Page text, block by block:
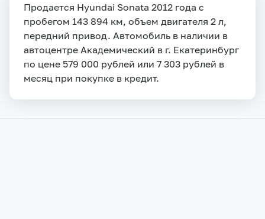
Продается Hyundai Sonata 2012 года с
пробегом 143 894 км, объем двигателя 2 л,
передний привод. Автомобиль в наличии в
автоцентре Академический в г. Екатеринбург
по цене 579 000 рублей или 7 303 рублей в
месяц при покупке в кредит.